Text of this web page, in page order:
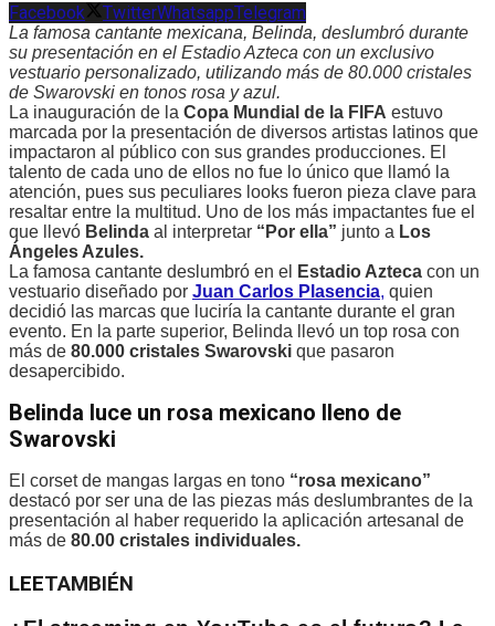
Facebook TwitterWhatsappTelegram
La famosa cantante mexicana, Belinda, deslumbró durante
su presentación en el Estadio Azteca con un exclusivo
vestuario personalizado, utilizando más de 80.000 cristales
de Swarovski en tonos rosa y azul.
La inauguración de la Copa Mundial de la FIFA estuvo
marcada por la presentación de diversos artistas latinos que
impactaron al público con sus grandes producciones. El
talento de cada uno de ellos no fue lo único que llamó la
atención, pues sus peculiares looks fueron pieza clave para
resaltar entre la multitud. Uno de los más impactantes fue el
que llevó Belinda al interpretar “Por ella” junto a Los
Ángeles Azules.
La famosa cantante deslumbró en el
Estadio Azteca con un
vestuario diseñado por Juan Carlos Plasencia, quien
decidió las marcas que luciría la cantante durante el gran
evento. En la parte superior, Belinda llevó un top rosa con
más de 80.000 cristales Swarovski que pasaron
desapercibido.
Belinda luce un rosa mexicano lleno de
Swarovski
El corset de mangas largas en tono “rosa mexicano”
destacó por ser una de las piezas más deslumbrantes de la
presentación al haber requerido la aplicación artesanal de
más de 80.00 cristales individuales.
LEETAMBIÉN